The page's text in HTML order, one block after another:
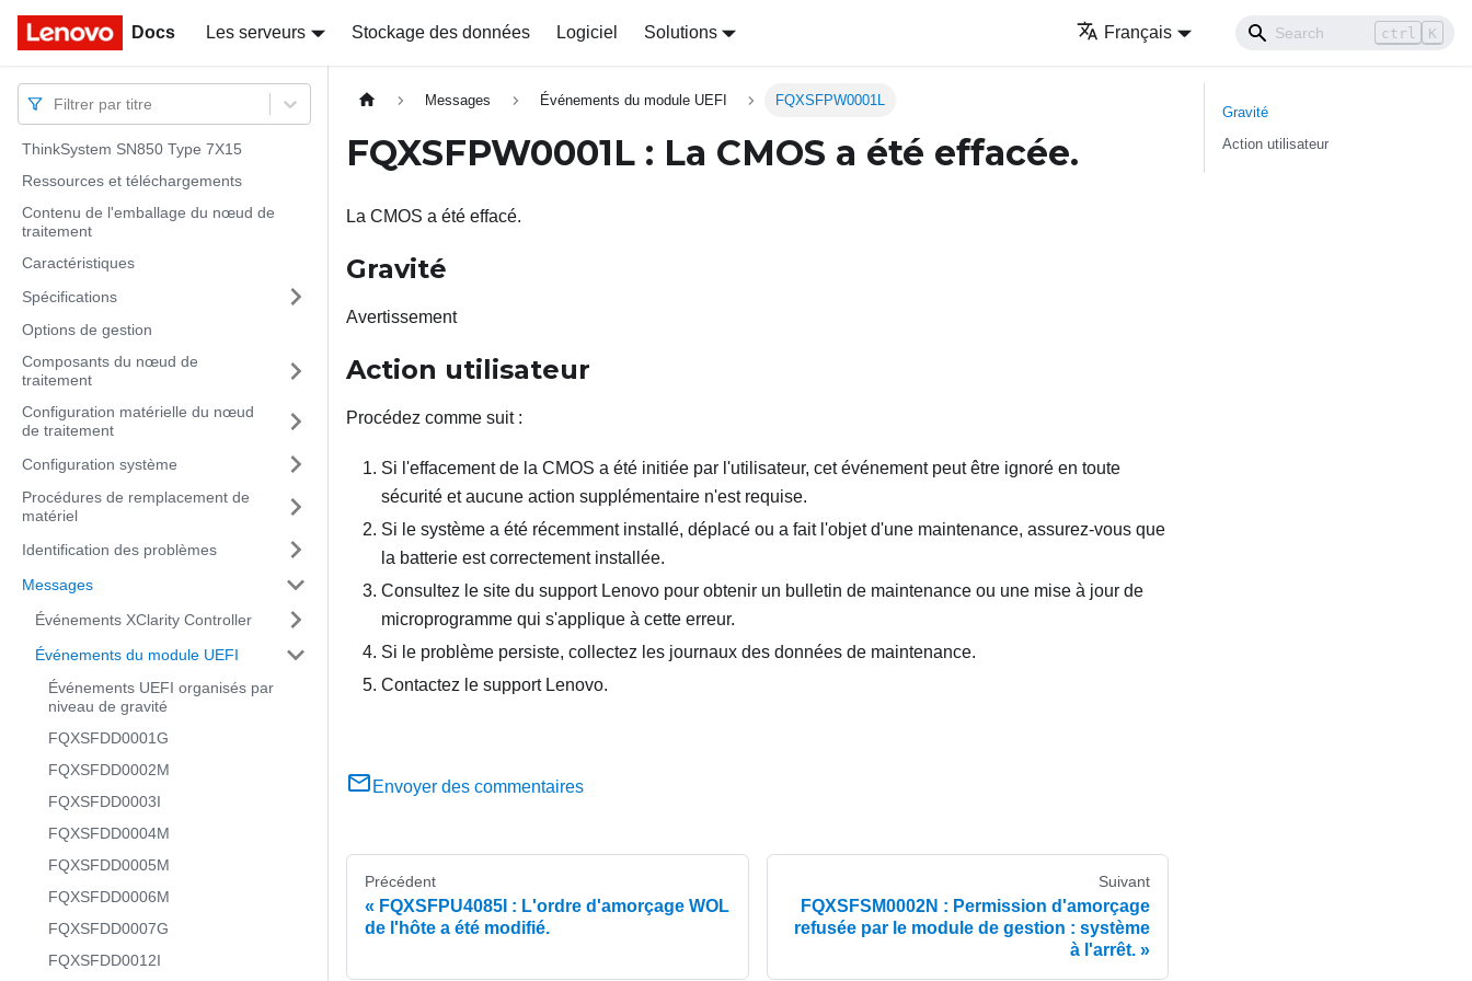
Docs Les serveurs Stockage des données Logiciel Solutions Français ctrl K
Docs
Filtrer par titre
ThinkSystem SN850 Type 7X15
Ressources et téléchargements
Contenu de l'emballage du nœud de
traitement
Caractéristiques
Spécifications
Options de gestion
Composants du nœud de
traitement
Configuration matérielle du nœud
de traitement
Configuration système
Procédures de remplacement de
matériel
Identification des problèmes
Messages
Événements XClarity Controller
Événements du module UEFI
Événements UEFI organisés par
niveau de gravité
FQXSFDD0001G
FQXSFDD0002M
FQXSFDD0003I
FQXSFDD0004M
FQXSFDD0005M
FQXSFDD0006M
FQXSFDD0007G
FQXSFDD0012I
Messages Événements du module UEFI FQXSFPW0001L
FQXSFPW0001L : La CMOS a été effacée.
La CMOS a été effacé.
Gravité
Avertissement
Action utilisateur
Procédez comme suit :
Si l'effacement de la CMOS a été initiée par l'utilisateur, cet événement peut être ignoré en toute
sécurité et aucune action supplémentaire n'est requise.
Si le système a été récemment installé, déplacé ou a fait l'objet d'une maintenance, assurez-vous que
la batterie est correctement installée.
Consultez le site du support Lenovo pour obtenir un bulletin de maintenance ou une mise à jour de
microprogramme qui s'applique à cette erreur.
Si le problème persiste, collectez les journaux des données de maintenance.
Contactez le support Lenovo.
Envoyer des commentaires
Précédent
FQXSFPU4085I : L'ordre d'amorçage WOL
de l'hôte a été modifié.
Suivant
FQXSFSM0002N : Permission d'amorçage
refusée par le module de gestion : système
à l'arrêt.
Gravité
Action utilisateur